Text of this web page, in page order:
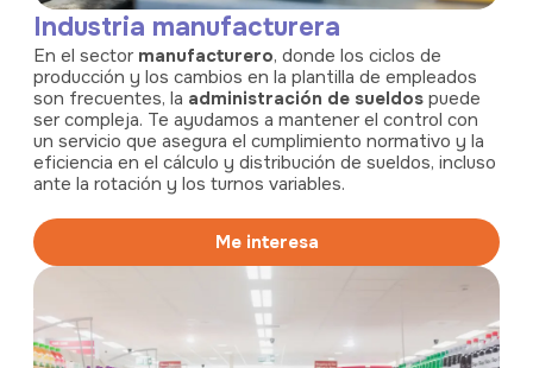
Industria manufacturera
En el sector manufacturero, donde los ciclos de
producción y los cambios en la plantilla de empleados
son frecuentes, la administración de sueldos puede
ser compleja. Te ayudamos a mantener el control con
un servicio que asegura el cumplimiento normativo y la
eficiencia en el cálculo y distribución de sueldos, incluso
ante la rotación y los turnos variables.
Me interesa